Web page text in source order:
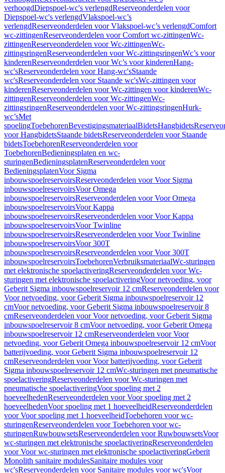
verhoogdDiepspoel-wc's verlengdReserveonderdelen voor
Diepspoel-wc's verlengdVlakspoel-wc’s
verlengdReserveonderdelen voor Vlakspoel-wc’s verlengdComfort
wc-zittingenReserveonderdelen voor Comfort wc-zittingenWc-
zittingenReserveonderdelen voor Wc-zittingenWc-
zittingsringenReserveonderdelen voor Wc-zittingsringenWc’s voor
kinderenReserveonderdelen voor Wc’s voor kinderenHang-
wc'sReserveonderdelen voor Hang-wc'sStaande
wc'sReserveonderdelen voor Staande wc'sWc-zittingen voor
kinderenReserveonderdelen voor Wc-zittingen voor kinderenWc-
zittingenReserveonderdelen voor Wc-zittingenWc-
zittingsringenReserveonderdelen voor Wc-zittingsringenHurk-
wc’sMet
spoelingToebehorenBevestigingsmateriaalBidetsHangbidets
voor HangbidetsStaande bidetsReserveonderdelen voor Staande
bidetsToebehorenReserveonderdelen voor
ToebehorenBedieningsplaten en wc-
sturingenBedieningsplatenReserveonderdelen voor
BedieningsplatenVoor Sigma
inbouwspoelreservoirsReserveonderdelen voor Voor Sigma
inbouwspoelreservoirsVoor Omega
inbouwspoelreservoirsReserveonderdelen voor Voor Omega
inbouwspoelreservoirsVoor Kappa
inbouwspoelreservoirsReserveonderdelen voor Voor Kappa
inbouwspoelreservoirsVoor Twinline
inbouwspoelreservoirsReserveonderdelen voor Voor Twinline
inbouwspoelreservoirsVoor 300T
inbouwspoelreservoirsReserveonderdelen voor Voor 300T
inbouwspoelreservoirsToebehorenVerbruiksmateriaalWc-sturingen
met elektronische spoelactiveringReserveonderdelen voor Wc-
sturingen met elektronische spoelactiveringVoor netvoeding, voor
Geberit Sigma inbouwspoelreservoir 12 cmReserveonderdelen voor
Voor netvoeding, voor Geberit Sigma inbouwspoelreservoir 12
cmVoor netvoeding, voor Geberit Sigma inbouwspoelreservoir 8
cmReserveonderdelen voor Voor netvoeding, voor Geberit Sigma
inbouwspoelreservoir 8 cmVoor netvoeding, voor Geberit Omega
inbouwspoelreservoir 12 cmReserveonderdelen voor Voor
netvoeding, voor Geberit Omega inbouwspoelreservoir 12 cmVoor
batterijvoeding, voor Geberit Sigma inbouwspoelreservoir 12
cmReserveonderdelen voor Voor batterijvoeding, voor Geberit
Sigma inbouwspoelreservoir 12 cmWc-sturingen met pneumatische
spoelactiveringReserveonderdelen voor Wc-sturingen met
pneumatische spoelactiveringVoor spoeling met 2
hoeveelhedenReserveonderdelen voor Voor spoeling met 2
hoeveelhedenVoor spoeling met 1 hoeveelheidReserveonderdelen
voor Voor spoeling met 1 hoeveelheidToebehoren voor wc-
sturingenReserveonderdelen voor Toebehoren voor wc-
sturingenRuwbouwsetsReserveonderdelen voor RuwbouwsetsVoor
wc-sturingen met elektronische spoelactiveringReserveonderdelen
voor Voor wc-sturingen met elektronische spoelactiveringGeberit
Monolith sanitaire modulesSanitaire modules voor
wc'sReserveonderdelen voor Sanitaire modules voor wc'sVoor